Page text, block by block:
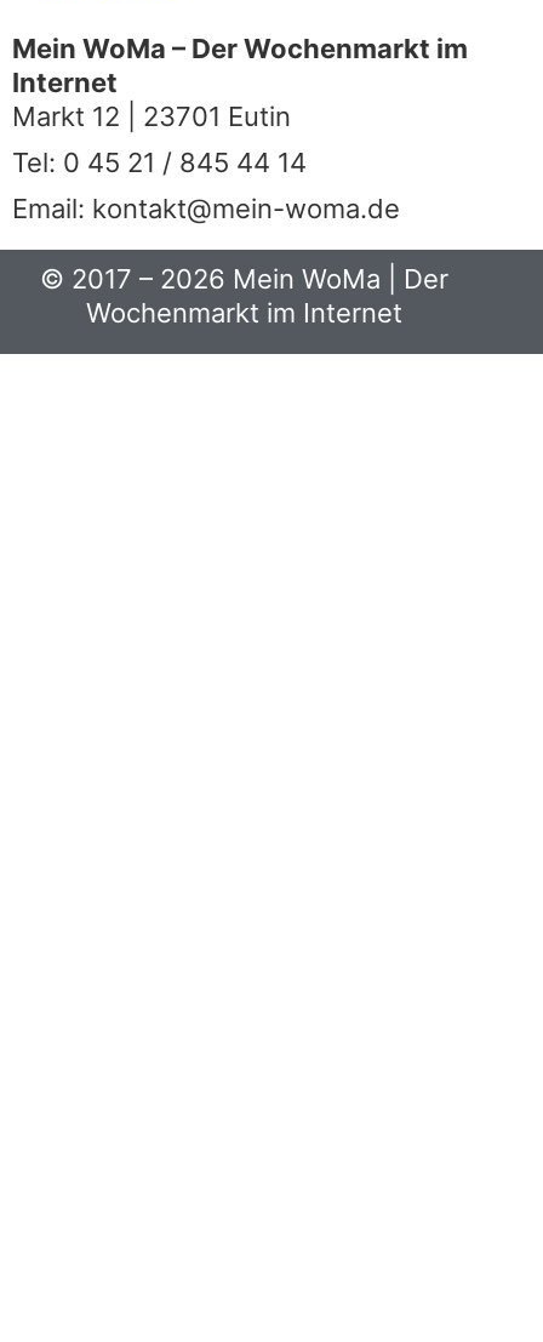
Mein WoMa – Der Wochenmarkt im
Internet
Markt 12 | 23701 Eutin
Tel: 0 45 21 / 845 44 14
Email: kontakt@mein-woma.de
© 2017 – 2026 Mein WoMa | Der
Wochenmarkt im Internet